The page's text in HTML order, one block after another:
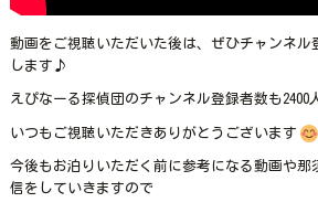
動画をご視聴いただいた後は、ぜひチャンネル
します♪
えぴなーる探偵団のチャンネル登録者数も2400
いつもご視聴いただきありがとうございます
今後もお泊りいただく前に参考になる動画や那
信をしていきますので